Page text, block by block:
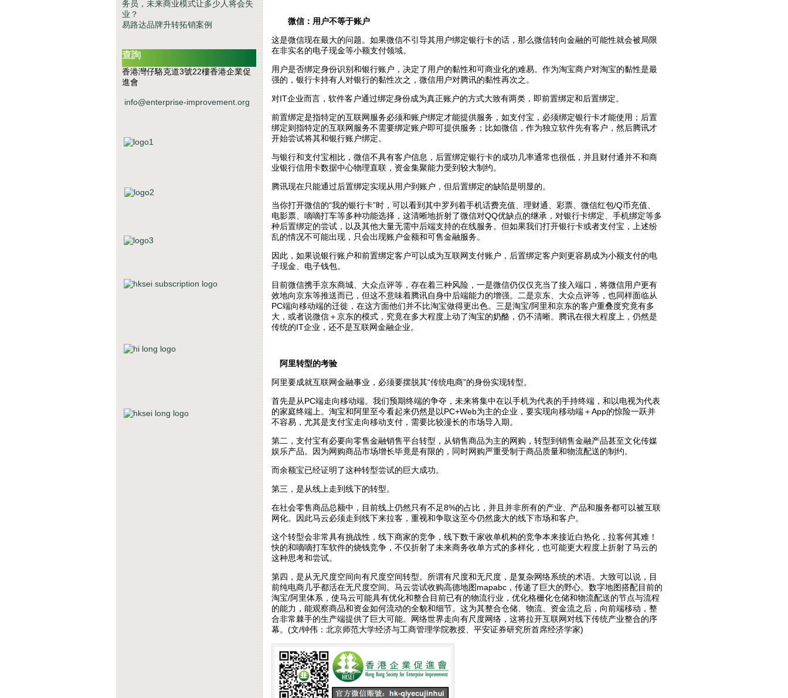
务员，未来商业模式让多少人将会失
业？
易路达品牌升转拓销案例
查詢
香港灣仔駱克道3號22樓香港企業促
進會
info@enterprise-improvement.org
微信：用户不等于账户
这是微信现在最大的问题。如果微信不引导其用户绑定银行卡的话，那么微信转向金融的可能性就会被局限
在非实名的电子现金等小额支付领域。
用户是否绑定身份识别和银行账户，决定了用户的黏性和可商业化的难易。作为淘宝商户对淘宝的黏性是最
强的，银行卡持有人对银行的黏性次之，微信用户对腾讯的黏性再次之。
对IT企业而言，软件客户通过绑定身份成为真正账户的方式大致有两类，即前置绑定和后置绑定。
前置绑定是指特定的互联网服务必须和账户绑定才能提供服务，如支付宝，必须绑定银行卡才能使用；后置
绑定则指特定的互联网服务不需要绑定账户即可提供服务；比如微信，作为独立软件先有客户，然后腾讯才
开始尝试将其和银行账户绑定。
与银行和支付宝相比，微信不具有客户信息，后置绑定银行卡的成功几率通常也很低，并且财付通并不和商
业银行信用卡数据中心物理直联，资金集聚能力受到较大制约。
腾讯现在只能通过后置绑定实现从用户到账户，但后置绑定的缺陷是明显的。
当你打开微信的“我的银行卡”时，可以看到其中罗列着手机话费充值、理财通、彩票、微信红包/Q币充值、
电影票、嘀嘀打车等多种功能选择，这清晰地折射了微信对QQ优缺点的继承，对银行卡绑定、手机绑定等多
种后置绑定的尝试，以及其他大量无需中后端支持的在线服务。但如果我们打开银行卡或者支付宝，上述纷
乱的情况不可能出现，只会出现账户金额和可售金融服务。
因此，如果说银行账户和前置绑定客户可以成为互联网支付账户，后置绑定客户则更容易成为小额支付的电
子现金、电子钱包。
目前微信携手京东商城、大众点评等，存在着三种风险，一是微信仍仅仅充当了接入端口，将微信用户更有
效地向京东等推送而已，但这不意味着腾讯自身中后端能力的增强。二是京东、大众点评等，也同样面临从
PC端向移动端的迁徙，在这方面他们并不比淘宝做得更出色。三是淘宝/阿里和京东的客户重叠度究竟有多
大，或者说微信＋京东的模式，究竟在多大程度上动了淘宝的奶酪，仍不清晰。腾讯在很大程度上，仍然是
传统的IT企业，还不是互联网金融企业。
阿里转型的考验
阿里要成就互联网金融事业，必须要摆脱其“传统电商”的身份实现转型。
首先是从PC端走向移动端。我们预期终端的争夺，未来将集中在以手机为代表的手持终端，和以电视为代表
的家庭终端上。淘宝和阿里至今看起来仍然是以PC+Web为主的企业，要实现向移动端＋App的惊险一跃并
不容易，尤其是支付宝走向移动支付，需要比较漫长的市场导入期。
第二，支付宝有必要向零售金融销售平台转型，从销售商品为主的网购，转型到销售金融产品甚至文化传媒
娱乐产品。因为网购商品市场增长毕竟是有限的，同时网购严重受制于商品质量和物流配送的制约。
而余额宝已经证明了这种转型尝试的巨大成功。
第三，是从线上走到线下的转型。
在社会零售商品总额中，目前线上仍然只有不足8%的占比，并且并非所有的产业、产品和服务都可以被互联
网化。因此马云必须走到线下来拉客，重视和争取这至今仍然庞大的线下市场和客户。
这个转型会非常具有挑战性，线下商家的竞争，线下数千家收单机构的竞争本来接近白热化，拉客何其难！
快的和嘀嘀打车软件的烧钱竞争，不仅折射了未来商务收单方式的多样化，也可能更大程度上折射了马云的
这种思考和尝试。
第四，是从无尺度空间向有尺度空间转型。所谓有尺度和无尺度，是复杂网络系统的术语。大致可以说，目
前纯电商几乎都活在无尺度空间。马云尝试收购高德地图mapabc，传递了巨大的野心。数字地图搭配目前的
淘宝/阿里体系，使马云可能具有优化和整合目前已有的物流行业，优化格栅化仓储和物流配送的节点与流程
的能力，能观察商品和资金如何流动的全貌和细节。这为其整合仓储、物流、资金流之后，向前端移动，整
合非常棘手的生产端提供了巨大可能。网络世界走向有尺度网络，这将拉开互联网对线下传统产业整合的序
幕。(文/钟伟：北京师范大学经济与工商管理学院教授、平安证券研究所首席经济学家)